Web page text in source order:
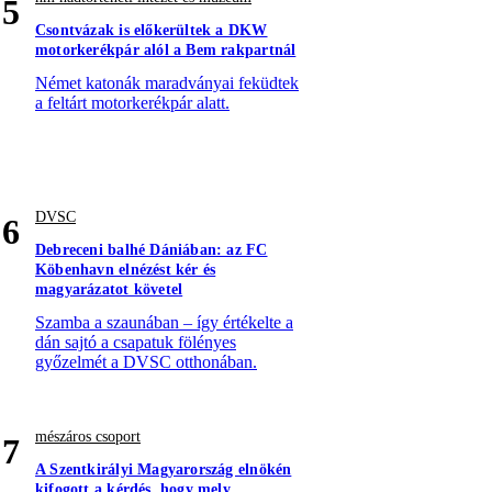
5
Csontvázak is előkerültek a DKW
motorkerékpár alól a Bem rakpartnál
Német katonák maradványai feküdtek
a feltárt motorkerékpár alatt.
6
DVSC
Debreceni balhé Dániában: az FC
Köbenhavn elnézést kér és
magyarázatot követel
Szamba a szaunában – így értékelte a
dán sajtó a csapatuk fölényes
győzelmét a DVSC otthonában.
7
mészáros csoport
A Szentkirályi Magyarország elnökén